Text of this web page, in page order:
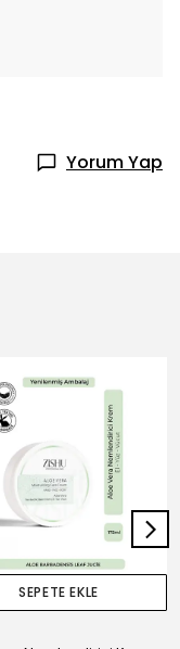
Yorum Yap
SEPETE EKLE